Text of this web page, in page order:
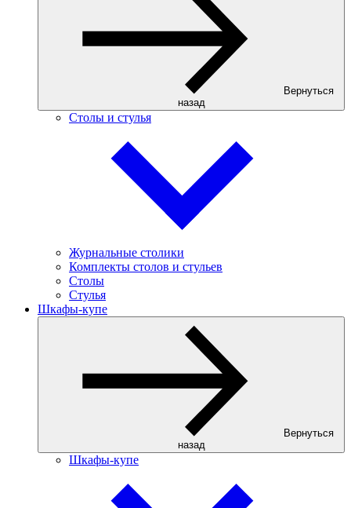
Вернуться
назад
Столы и стулья
Журнальные столики
Комплекты столов и стульев
Столы
Стулья
Шкафы-купе
Вернуться
назад
Шкафы-купе